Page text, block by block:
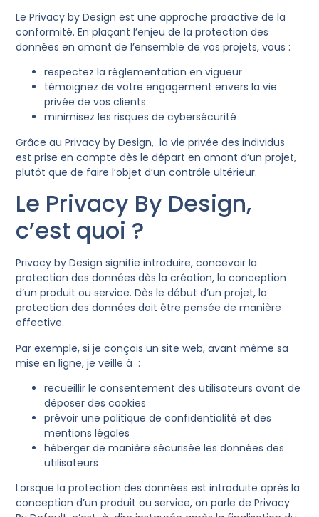
Le Privacy by Design est une approche proactive de la
conformité. En plaçant l’enjeu de la protection des
données en amont de l’ensemble de vos projets, vous :
respectez la réglementation en vigueur
témoignez de votre engagement envers la vie
privée de vos clients
minimisez les risques de cybersécurité
Grâce au Privacy by Design, la vie privée des individus
est prise en compte dès le départ en amont d’un projet,
plutôt que de faire l’objet d’un contrôle ultérieur.
Le Privacy By Design,
c’est quoi ?
Privacy by Design signifie introduire, concevoir la
protection des données dès la création, la conception
d’un produit ou service. Dès le début d’un projet, la
protection des données doit être pensée de manière
effective.
Par exemple, si je conçois un site web, avant même sa
mise en ligne, je veille à :
recueillir le consentement des utilisateurs avant de
déposer des cookies
prévoir une politique de confidentialité et des
mentions légales
héberger de manière sécurisée les données des
utilisateurs
Lorsque la protection des données est introduite après la
conception d’un produit ou service, on parle de Privacy